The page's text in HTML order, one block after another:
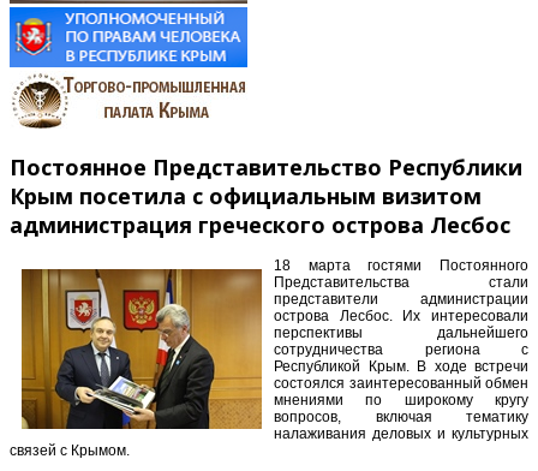
Постоянное Представительство Республики
Крым посетила с официальным визитом
администрация греческого острова Лесбос
18 марта гостями Постоянного
Представительства стали
представители администрации
острова Лесбос. Их интересовали
перспективы дальнейшего
сотрудничества региона с
Республикой Крым. В ходе встречи
состоялся заинтересованный обмен
мнениями по широкому кругу
вопросов, включая тематику
налаживания деловых и культурных
связей с Крымом.